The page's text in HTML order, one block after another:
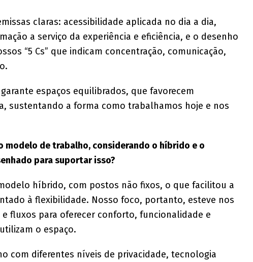
claras: acessibilidade aplicada no dia a dia,
a serviço da experiência e eficiência, e o desenho
“5 Cs” que indicam concentração, comunicação,
espaços equilibrados, que favorecem
sustentando a forma como trabalhamos hoje e nos
modelo de trabalho, considerando o híbrido e o
para suportar isso?
híbrido, com postos não fixos, o que facilitou a
à flexibilidade. Nosso foco, portanto, esteve nos
fluxos para oferecer conforto, funcionalidade e
o espaço.
com diferentes níveis de privacidade, tecnologia